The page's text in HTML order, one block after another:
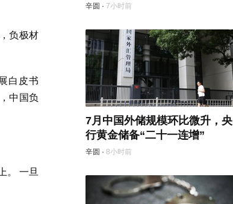
负极材
白皮书
中国负
。 一旦
辛圆 · 7小时前
7月中国外储规模环比微升，央
行黄金储备“二十一连增”
辛圆 · 8小时前